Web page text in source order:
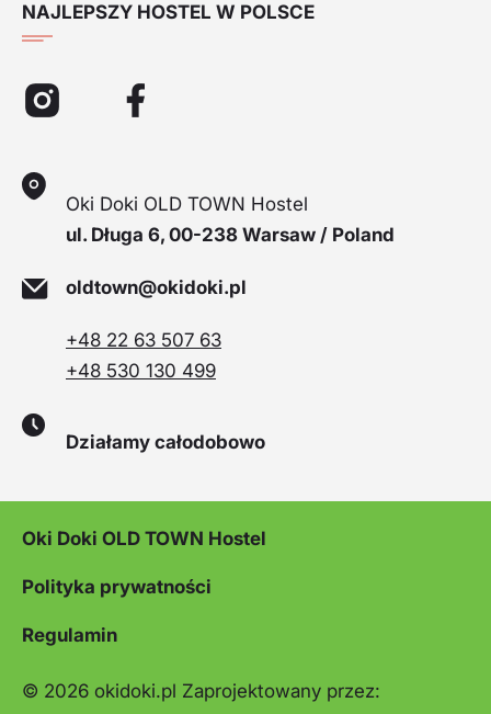
NAJLEPSZY HOSTEL W POLSCE
Oki Doki OLD TOWN Hostel
ul. Długa 6, 00-238 Warsaw / Poland
oldtown@okidoki.pl
+48 22 63 507 63
+48 530 130 499
Działamy całodobowo
Oki Doki OLD TOWN Hostel
Polityka prywatności
Regulamin
© 2026 okidoki.pl Zaprojektowany przez: